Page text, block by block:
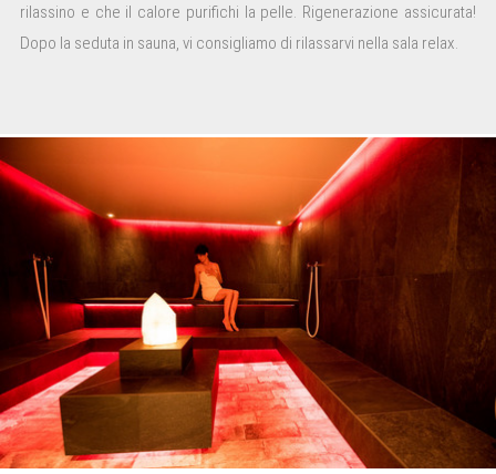
rilassino e che il calore purifichi la pelle. Rigenerazione assicurata!
Dopo la seduta in sauna, vi consigliamo di rilassarvi nella sala relax.